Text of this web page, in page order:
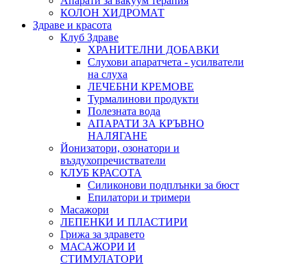
КОЛОН ХИДРОМАТ
Здраве и красота
Клуб Здраве
ХРАНИТЕЛНИ ДОБАВКИ
Слухови апаратчета - усилватели
на слуха
ЛЕЧЕБНИ КРЕМОВЕ
Турмалинови продукти
Полезната вода
АПАРАТИ ЗА КРЪВНО
НАЛЯГАНЕ
Йонизатори, озонатори и
въздухопречистватели
КЛУБ КРАСОТА
Силиконови подплънки за бюст
Епилатори и тримери
Масажори
ЛЕПЕНКИ И ПЛАСТИРИ
Грижа за здравето
МАСАЖОРИ И
СТИМУЛАТОРИ